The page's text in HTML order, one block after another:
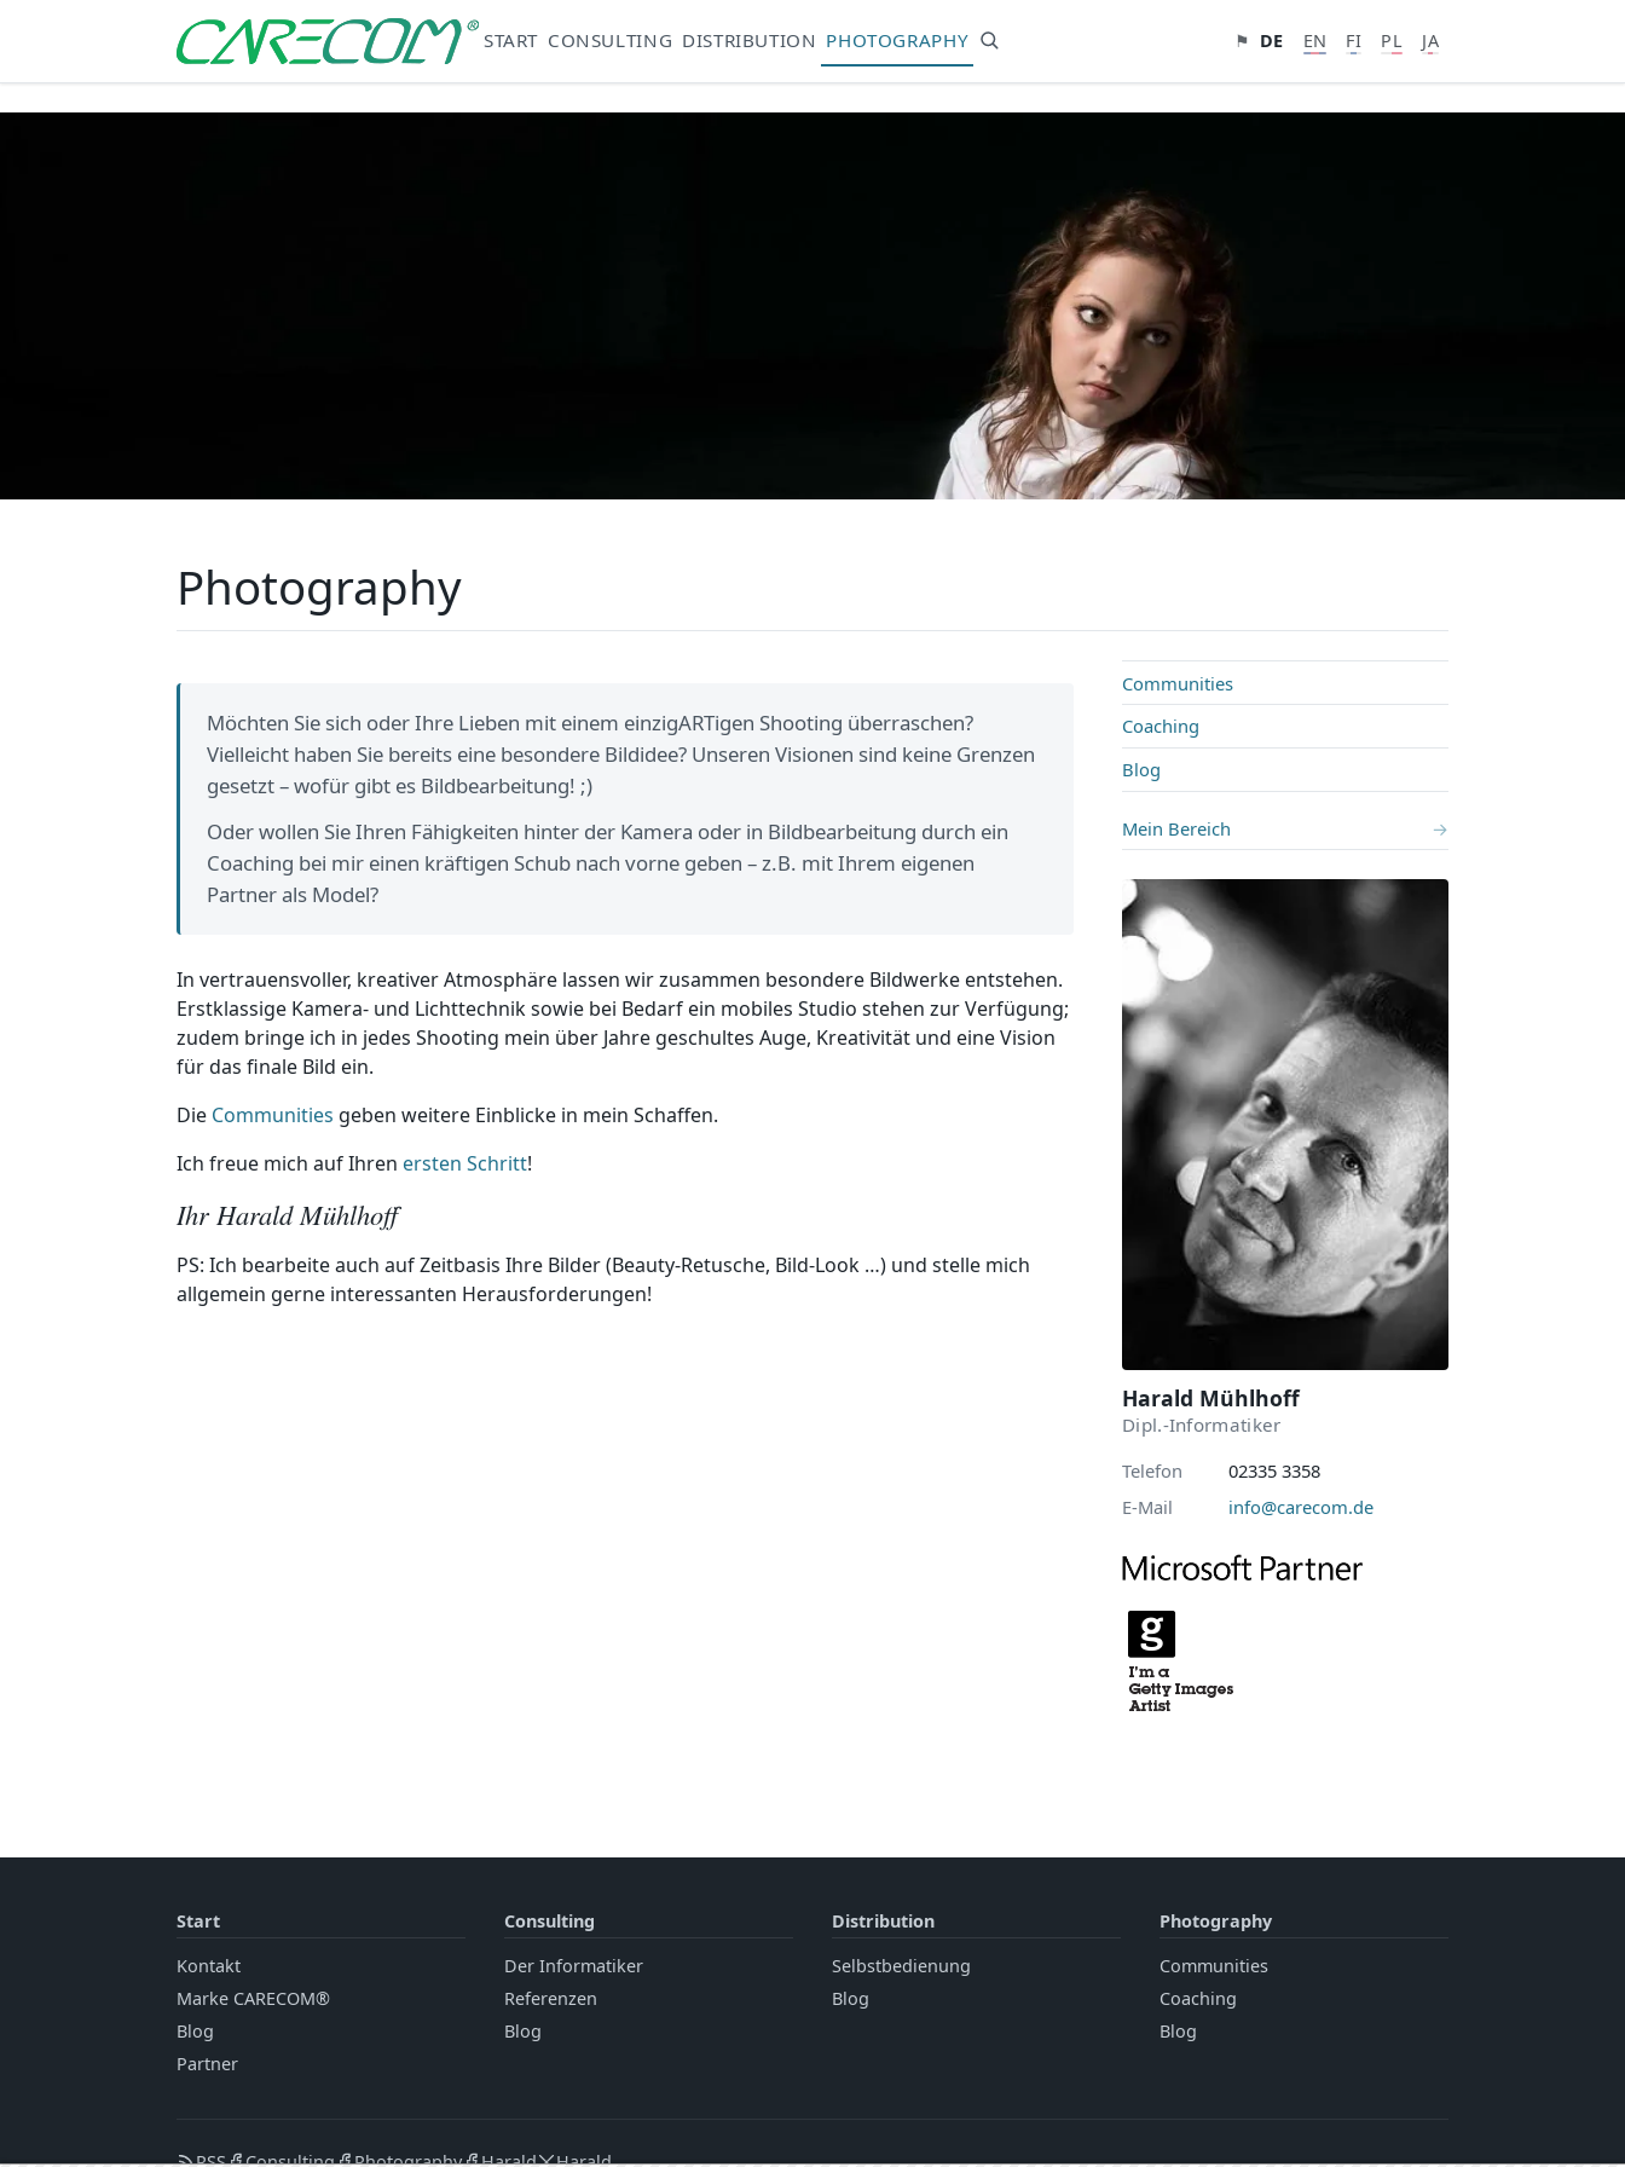
START CONSULTING DISTRIBUTION PHOTOGRAPHY ⚑ DE EN FI PL JA
Photography
Möchten Sie sich oder Ihre Lieben mit einem einzigARTigen Shooting überraschen?
Vielleicht haben Sie bereits eine besondere Bildidee? Unseren Visionen sind keine Grenzen
gesetzt – wofür gibt es Bildbearbeitung! ;)
Oder wollen Sie Ihren Fähigkeiten hinter der Kamera oder in Bildbearbeitung durch ein
Coaching bei mir einen kräftigen Schub nach vorne geben – z.B. mit Ihrem eigenen
Partner als Model?
In vertrauensvoller, kreativer Atmosphäre lassen wir zusammen besondere Bildwerke entstehen.
Erstklassige Kamera- und Lichttechnik sowie bei Bedarf ein mobiles Studio stehen zur Verfügung;
zudem bringe ich in jedes Shooting mein über Jahre geschultes Auge, Kreativität und eine Vision
für das finale Bild ein.
Die Communities geben weitere Einblicke in mein Schaffen.
Ich freue mich auf Ihren ersten Schritt!
Ihr Harald Mühlhoff
PS: Ich bearbeite auch auf Zeitbasis Ihre Bilder (Beauty-Retusche, Bild-Look …) und stelle mich
allgemein gerne interessanten Herausforderungen!
Communities
Coaching
Blog
Mein Bereich →
Harald Mühlhoff
Dipl.-Informatiker
Telefon
02335 3358
E-Mail
info@carecom.de
Start
Kontakt
Marke CARECOM®
Blog
Partner
Consulting
Der Informatiker
Referenzen
Blog
Distribution
Selbstbedienung
Blog
Photography
Communities
Coaching
Blog
RSS Consulting Photography Harald Harald